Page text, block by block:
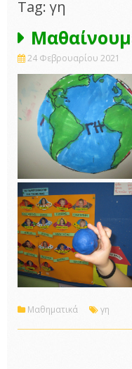
Tag: γη
24 Φεβρουαρίου 2021
Μαθηματικά γη